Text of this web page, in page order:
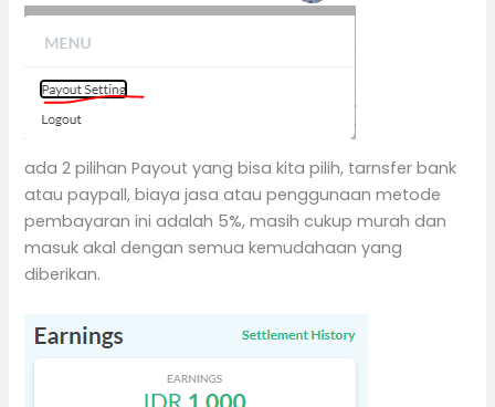
ada 2 pilihan Payout yang bisa kita pilih, tarnsfer bank
atau paypall, biaya jasa atau penggunaan metode
pembayaran ini adalah 5%, masih cukup murah dan
masuk akal dengan semua kemudahaan yang
diberikan.